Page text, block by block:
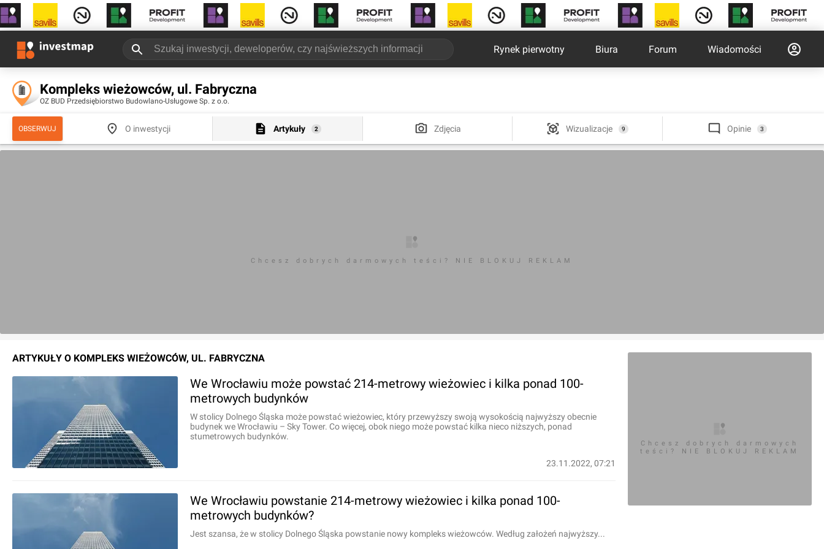
Rynek pierwotny Biura Forum Wiadomości
Kompleks wieżowców, ul. Fabryczna
OZ BUD Przedsiębiorstwo Budowlano-Usługowe Sp. z o.o.
OBSERWUJ O inwestycji Artykuły 2 Zdjęcia Wizualizacje 9 Opinie 3
Chcesz dobrych darmowych teści? NIE BLOKUJ REKLAM
ARTYKUŁY O KOMPLEKS WIEŻOWCÓW, UL. FABRYCZNA
We Wrocławiu może powstać 214-metrowy wieżowiec i kilka ponad 100-
metrowych budynków
W stolicy Dolnego Śląska może powstać wieżowiec, który przewyższy swoją wysokością najwyższy obecnie
budynek we Wrocławiu – Sky Tower. Co więcej, obok niego może powstać kilka nieco niższych, ponad
stumetrowych budynków.
23.11.2022, 07:21
We Wrocławiu powstanie 214-metrowy wieżowiec i kilka ponad 100-
metrowych budynków?
Jest szansa, że w stolicy Dolnego Śląska powstanie nowy kompleks wieżowców. Według założeń najwyższy...
Chcesz dobrych darmowych
teści? NIE BLOKUJ REKLAM